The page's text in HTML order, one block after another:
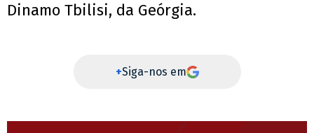
Dinamo Tbilisi, da Geórgia.
+Siga-nos em